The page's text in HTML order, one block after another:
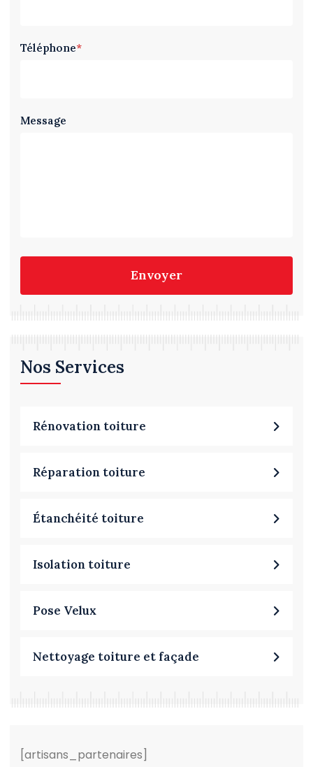
Téléphone*
Message
Envoyer
Nos Services
Rénovation toiture
Réparation toiture
Étanchéité toiture
Isolation toiture
Pose Velux
Nettoyage toiture et façade
[artisans_partenaires]